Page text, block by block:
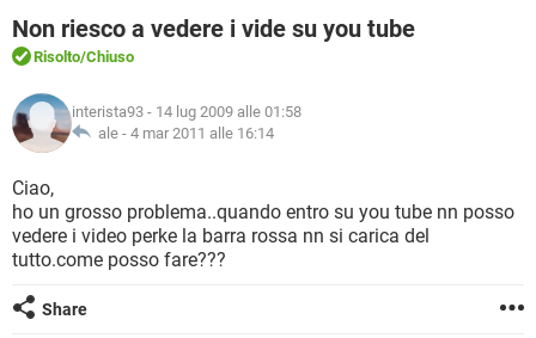
INSTAGRAM WHATSAPP
TIKTOK
HARDWARE
iOS
INSTAGRAM
TIKTOK
COVID-19 GAMING
INTRATTENIMENTO
iOS WINDOWS 10
INSTAGRAM
TIKTOK
HARDWARE
FORUM
COVID-19
INTRATTENIMENTO
INSTAGRAM WHATSAPP
TIKTOK
HARDWARE
GLOSSARIO
COVID-19
INTRATTENIMENTO
iOS WINDOWS 10
TIKTOK
Non riesco a vedere i vide su you tube
Risolto/Chiuso
interista93 - 14 lug 2009 alle 01:58
ale - 4 mar 2011 alle 16:14
Ciao,
ho un grosso problema..quando entro su you tube nn posso
vedere i video perke la barra rossa nn si carica del
tutto.come posso fare???
Share